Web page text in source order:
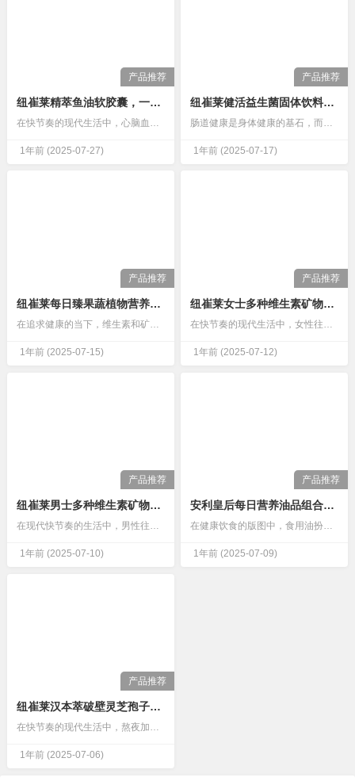
产品推荐
纽崔莱精萃鱼油软胶囊，一款助力大脑发育保护心脑健康的保健品
1年前 (2025-07-27)
产品推荐
纽崔莱健活益生菌固体饮料，一款调节菌群助力消化吸收的产品
1年前 (2025-07-17)
产品推荐
纽崔莱每日臻果蔬植物营养饮品，补充维生素矿物质保健品
在追求健康的当下，维生素和矿物质作为人体必需的营养素，其重要性不言而喻。但现代生活中，饮食不规律、果蔬摄入不足等问题，让很多人面临营养缺口。纽崔莱每日臻果蔬植物营养饮品，以天然果蔬为源，成为补充维生素、矿物质的便捷之选。…
1年前 (2025-07-15)
产品推荐
纽崔莱女士多种维生素矿物质片，一款营养丰富的保健品
在快节奏的现代生活中，女性往往面临工作与家庭的双重压力，饮食不规律、营养摄入不均衡成了常态。而纽崔莱女士多种维生素矿物质片，作为一款专为女性设计的营养补充剂，凭借其科学配比的多元营养，成为许多女性守护健康的“得力助手”。…
1年前 (2025-07-12)
产品推荐
纽崔莱男士多种维生素矿物质片，提升免疫力呵护心脏健康的产品
在现代快节奏的生活中，男性往往肩负着工作与生活的双重压力，忙碌的日常让他们容易忽视自身的健康。而营养的均衡摄入，对于维持男士们的身体健康、提升生活品质至关重要。纽崔莱男士多种维生素矿物质片，就像是一位贴心的健康伙伴，为男士们的健康生活保驾护航。…
1年前 (2025-07-10)
产品推荐
安利皇后每日营养油品组合，有机植物油营养非常丰富哦
在健康饮食的版图中，食用油扮演着不可或缺的角色，而有机植物油凭借天然、营养的特质，成为越来越多家庭的首选。安利皇后每日营养油品组合，便是有机植物油中的佼佼者，以三款精心挑选的优质油品，为人们的日常饮食注入丰富营养，让健康生活从每一餐开始。…
1年前 (2025-07-09)
产品推荐
纽崔莱汉本萃破壁灵芝孢子粉，一款增强免疫力守护肝脏健康的产品
在快节奏的现代生活中，熬夜加班、环境污染、饮食不规律等问题，正悄无声息地侵蚀着人们的健康防线，导致免疫力下降、肝脏负担加重。如何在纷繁复杂的生活中为身体筑牢健康根基？纽崔莱汉本萃破壁灵芝孢子粉给出了答案——作为一款兼具增强免疫力与守护肝脏健康双重功效的产品，它以天然之力与科技匠心，为现代人的健康保驾…
1年前 (2025-07-06)